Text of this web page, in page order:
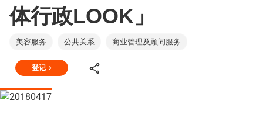
体行政LOOK」
美容服务 公共关系 商业管理及顾问服务
登记